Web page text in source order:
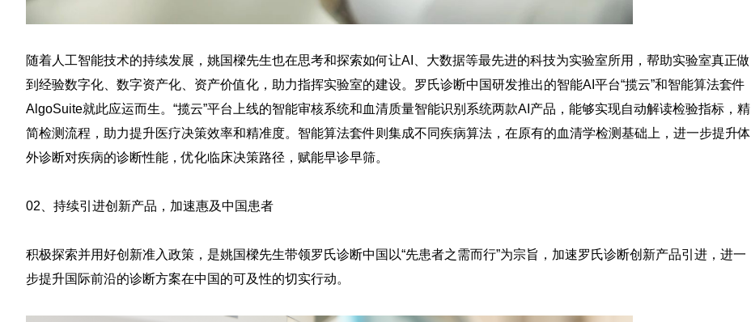
随着人工智能技术的持续发展，姚国樑先生也在思考和探索如何让AI、大数据等最先进的科技为实验室所用，帮助实验室真正做
到经验数字化、数字资产化、资产价值化，助力指挥实验室的建设。罗氏诊断中国研发推出的智能AI平台“揽云”和智能算法套件
AlgoSuite就此应运而生。“揽云”平台上线的智能审核系统和血清质量智能识别系统两款AI产品，能够实现自动解读检验指标，精
简检测流程，助力提升医疗决策效率和精准度。智能算法套件则集成不同疾病算法，在原有的血清学检测基础上，进一步提升体
外诊断对疾病的诊断性能，优化临床决策路径，赋能早诊早筛。
02、 持续引进创新产品，加速惠及中国患者
积极探索并用好创新准入政策，是姚国樑先生带领罗氏诊断中国以“先患者之需而行”为宗旨，加速罗氏诊断创新产品引进，进一
步提升国际前沿的诊断方案在中国的可及性的切实行动。